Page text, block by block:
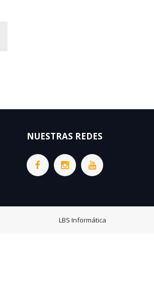
NUESTRAS REDES
LBS Informática